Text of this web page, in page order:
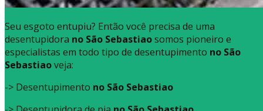
Seu esgoto entupiu? Então você precisa de uma
desentupidora no São Sebastiaosomos pioneiro e
especialistas em todo tipo de desentupimento no São
Sebastiaoveja:
-> Desentupimento no São Sebastiao